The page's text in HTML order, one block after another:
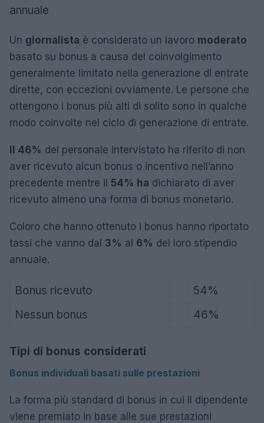
Un giornalista è considerato un lavoro moderato
basato su bonus a causa del coinvolgimento
generalmente limitato nella generazione di entrate
dirette, con eccezioni ovviamente. Le persone che
ottengono i bonus più alti di solito sono in qualche
modo coinvolte nel ciclo di generazione di entrate.
Il 46% del personale intervistato ha riferito di non
aver ricevuto alcun bonus o incentivo nell’anno
precedente mentre il 54% ha dichiarato di aver
ricevuto almeno una forma di bonus monetario.
Coloro che hanno ottenuto i bonus hanno riportato
tassi che vanno dal 3% al 6% del loro stipendio
annuale.
Bonus ricevuto
54%
Nessun bonus
46%
Tipi di bonus considerati
Bonus individuali basati sulle prestazioni
La forma più standard di bonus in cui il dipendente
viene premiato in base alle sue prestazioni